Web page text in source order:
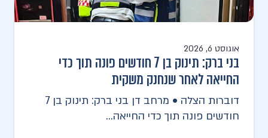
אוגוסט 6, 2026
בני ברק: תינוק בן 7 חודשים פונה תוך כדי
החייאה לאחר שנחנק משקית
דוברות הצלה • מרחב דן בני ברק: תינוק בן 7
חודשים פונה תוך כדי החייאה...